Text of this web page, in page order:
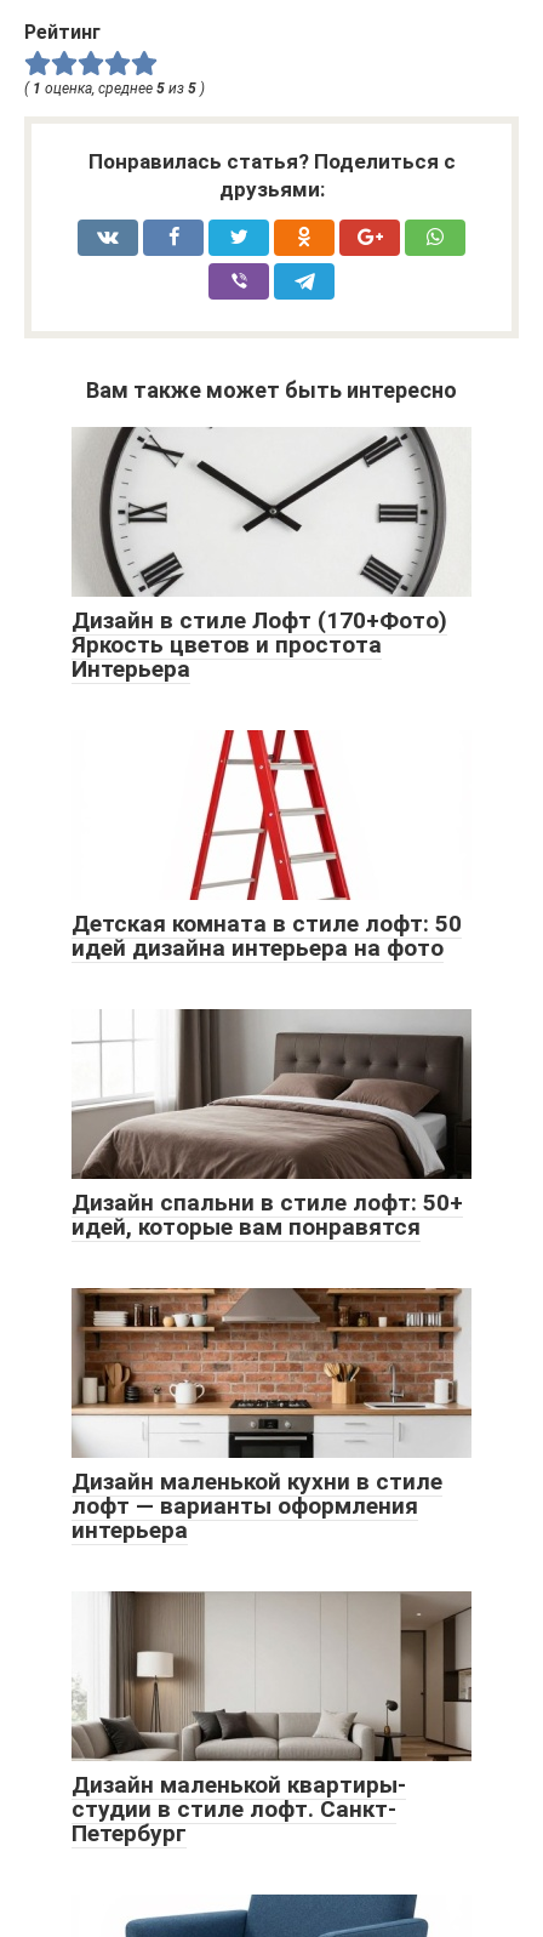
Рейтинг
( 1 оценка, среднее 5 из 5 )
Понравилась статья? Поделиться с
друзьями:
Вам также может быть интересно
Дизайн в стиле Лофт (170+Фото)
Яркость цветов и простота
Интерьера
Детская комната в стиле лофт: 50
идей дизайна интерьера на фото
Дизайн спальни в стиле лофт: 50+
идей, которые вам понравятся
Дизайн маленькой кухни в стиле
лофт — варианты оформления
интерьера
Дизайн маленькой квартиры-
студии в стиле лофт. Санкт-
Петербург